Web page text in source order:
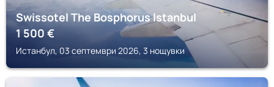
Swissotel The Bosphorus Istanbul
1 500€
Истанбул, 03 септември 2026, 3 нощувки